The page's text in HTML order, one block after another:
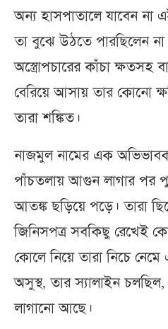
অন্য হাসপাতালে যাবেন না
তা বুঝে উঠতে পারছিলেন না
অস্ত্রোপচারের কাঁচা ক্ষতসহ
বেরিয়ে আসায় তার কোনো
তারা শঙ্কিত।
নাজমুল নামের এক
পাঁচতলায় আগুন লাগার পর
আতঙ্ক ছড়িয়ে পড়ে। তারা
জিনিসপত্র সবকিছু রেখেই
কোলে নিয়ে তারা নিচে নেমে
অসুস্থ, তার স্যালাইন চলছিল,
লাগানো আছে।